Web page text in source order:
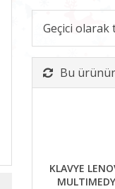
Geçici
Bu
KLAVYE